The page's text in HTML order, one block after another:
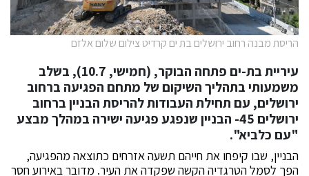
הריסת מבנה רחוב ירושלים בת ים קרדיט צילום שלום אלזם
עיריית בת-ים פתחה הבוקר, (חמישי, 10.7), בשלב
משמעותי בתהליך השיקום של מתחם הפגיעה ברחוב
ירושלים, עם תחילת העבודות להריסת הבניין ברחוב
ירושלים 45- הבניין שנפגע פגיעה ישירה במהלך מבצע
"עם כלביא".
הבניין, שבו קיפחו את חייהם תשעה אזרחים כתוצאה מהפגיעה,
הפך לסמל הטרגדיה הקשה שפקדה את העיר. מדובר באירוע חסר